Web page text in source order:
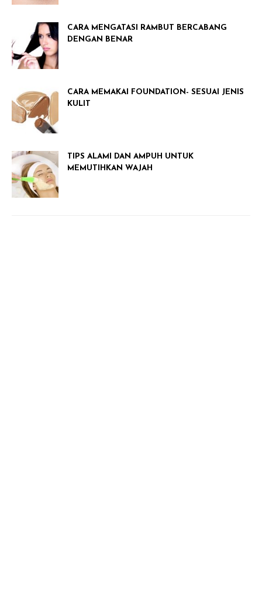
CARA MENGATASI RAMBUT BERCABANG
DENGAN BENAR
CARA MEMAKAI FOUNDATION- SESUAI JENIS
KULIT
TIPS ALAMI DAN AMPUH UNTUK
MEMUTIHKAN WAJAH